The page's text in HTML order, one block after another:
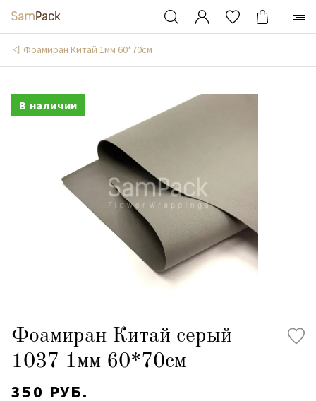
Фоамиран Китай 1мм 60*70см
В наличии
Фоамиран Китай серый
1037 1мм 60*70см
350 РУБ.